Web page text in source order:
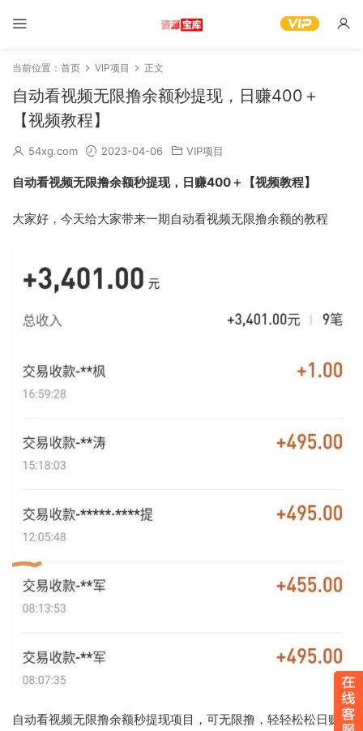
当前位置： 首页 VIP项目 正文
自动看视频无限撸余额秒提现，日赚400＋
【视频教程】
54xg.com 2023-04-06 VIP项目
自动看视频无限撸余额秒提现，日赚400＋【视频教程】
大家好，今天给大家带来一期自动看视频无限撸余额的教程
自动看视频无限撸余额秒提现项目，可无限撸，轻轻松松日赚